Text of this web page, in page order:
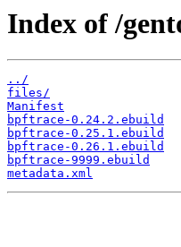
Index of /
../
files/
Manifest
bpftrace-0.24.2.ebuild
bpftrace-0.25.1.ebuild
bpftrace-0.26.1.ebuild
bpftrace-9999.ebuild
metadata.xml